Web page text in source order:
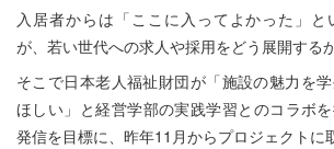
入居者からは「ここに入ってよかった」と
が、若い世代への求人や採用をどう展開する
そこで日本老人福祉財団が「施設の魅力を
ほしい」と経営学部の実践学習とのコラボ
発信を目標に、昨年11月からプロジェクトに